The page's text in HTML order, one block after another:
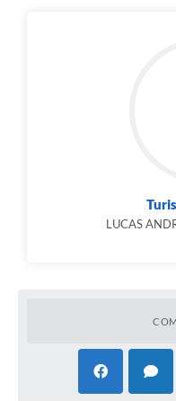
LUCAS